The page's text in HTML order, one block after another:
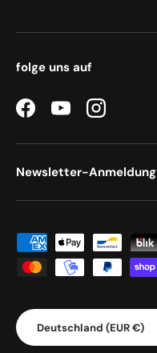
folge uns auf
FacebookYouTubeInstagram
Newsletter-Anmeldung
Zahlungsmethoden
Land/Region
Deutschland (EUR €)